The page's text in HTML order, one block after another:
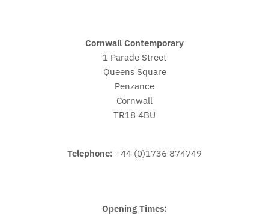
Cornwall Contemporary
1 Parade Street
Queens Square
Penzance
Cornwall
TR18 4BU
Telephone: +44 (0)1736 874749
Opening Times: